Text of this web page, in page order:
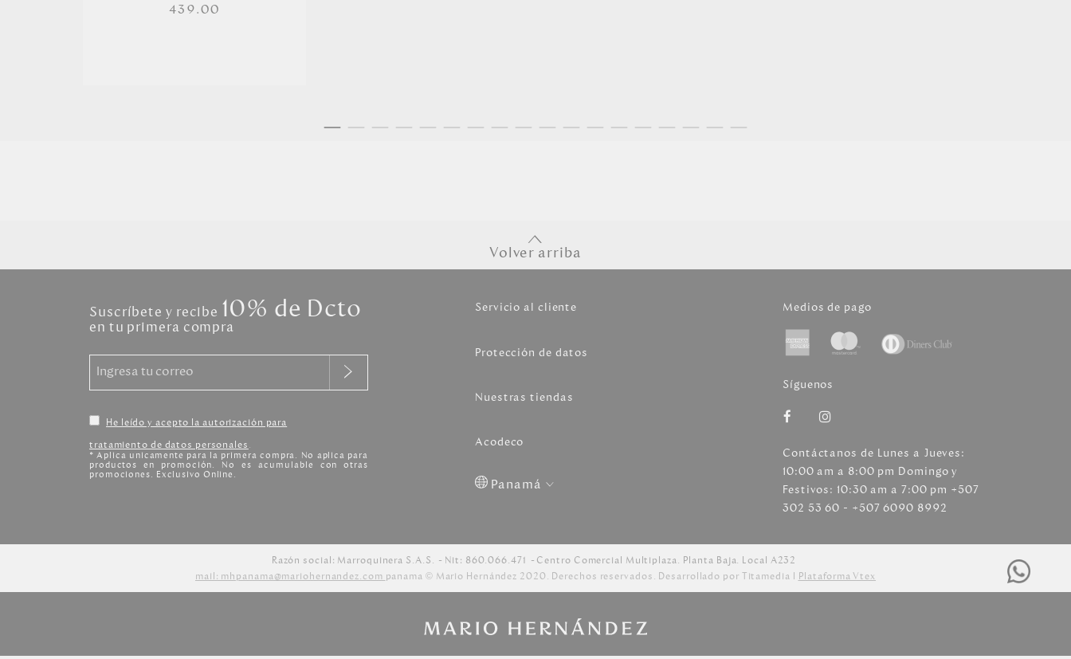
439.00
Volver arriba
Suscríbete y recibe 10% de Dcto
en tu primera compra
He leído y acepto la autorización para
tratamiento de datos personales.
* Aplica unicamente para la primera compra. No aplica para
productos en promoción. No es acumulable con otras
promociones. Exclusivo Online.
Servicio al cliente
Protección de datos
Nuestras tiendas
Acodeco
Panamá
Medios de pago
Síguenos
Contáctanos de Lunes a Jueves:
10:00 am a 8:00 pm Domingo y
Festivos: 10:30 am a 7:00 pm +507
302 53 60 - +507 6090 8992
Razón social: Marroquinera S.A.S. Nit: 860.066.471
Centro Comercial Multiplaza. Planta Baja. Local A232
mail: mhpanama@mariohernandez.com panama © Mario Hernández 2020. Derechos reservados. Desarrollado por Titamedia l Plataforma Vtex